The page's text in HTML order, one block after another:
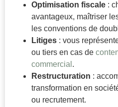
Optimisation fiscale:
avantageux, maîtriser
les conventions de
Litiges : vous
ou tiers en cas de
commercial .
Restructuration :
transformation en
ou recrutement.